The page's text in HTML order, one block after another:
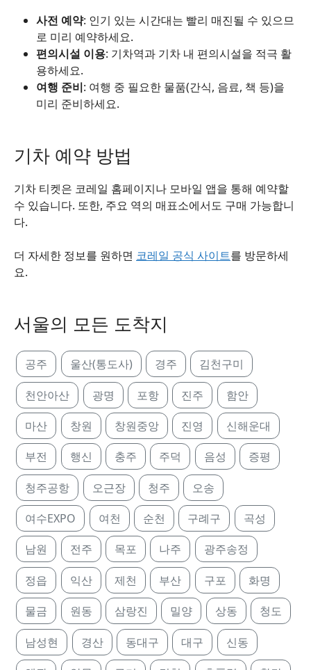
사전 예약: 인기 있는 시간대는 빨리 매진될 수 있으므
로 미리 예약하세요.
편의시설 이용: 기차역과 기차 내 편의시설을 적극 활
용하세요.
여행 준비: 여행 중 필요한 물품(간식, 음료, 책 등)을
미리 준비하세요.
기차 예약 방법
기차 티켓은 코레일 홈페이지나 모바일 앱을 통해 예약할
수 있습니다. 또한, 주요 역의 매표소에서도 구매 가능합니
다.
더 자세한 정보를 원하면 코레일 공식 사이트를 방문하세
요.
서울의 모든 도착지
공주 울산(통도사) 경주 김천구미
천안아산 광명 포항 진주 함안
마산 창원 창원중앙 진영 신해운대
부전 행신 충주 주덕 음성 증평
청주공항 오근장 청주 오송
여수EXPO 여천 순천 구례구 곡성
남원 전주 목포 나주 광주송정
정읍 익산 제천 부산 구포 화명
물금 원동 삼랑진 밀양 상동 청도
남성현 경산 동대구 대구 신동